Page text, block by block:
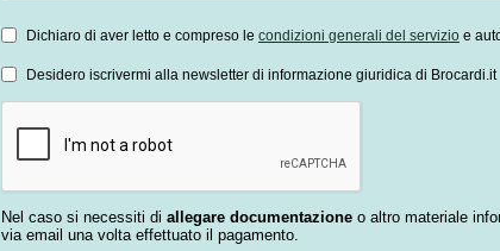
Dichiaro di aver letto e compreso le condizioni generali del servizio e
Desidero iscrivermi alla newsletter di informazione giuridica di Brocardi.it
Nel caso si necessiti di allegare documentazione o altro materiale
via email una volta effettuato il pagamento.